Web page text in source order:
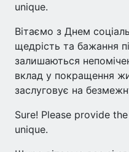
unique.
Вітаємо з Днем
щедрість та бажання
залишаються
вклад у покращення
заслуговує на
Sure! Please provide
unique.